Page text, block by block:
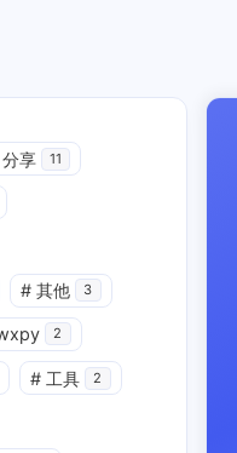
分享 11
# 其他 3
2
# 工具 2